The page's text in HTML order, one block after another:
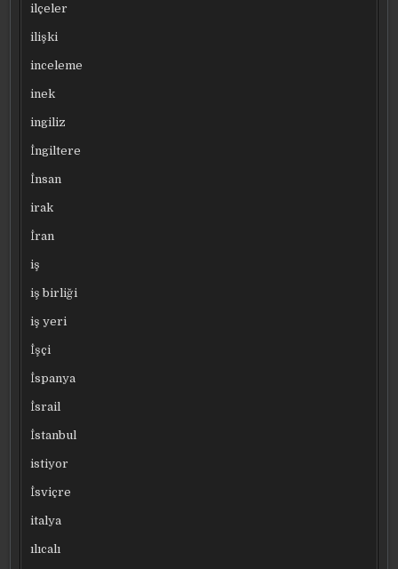
ilçeler
ilişki
inceleme
inek
ingiliz
İngiltere
İnsan
irak
İran
iş
iş birliği
iş yeri
İşçi
İspanya
İsrail
İstanbul
istiyor
İsviçre
italya
ılıcalı